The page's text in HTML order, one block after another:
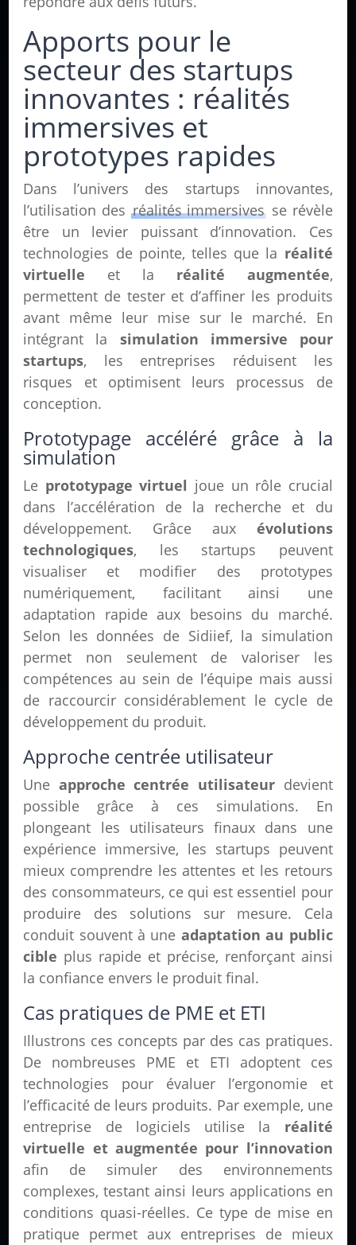
Apports pour le
secteur des startups
innovantes : réalités
immersives et
prototypes rapides
Dans l’univers des startups innovantes,
l’utilisation desréalités immersives se révèle
être un levier puissant d’innovation. Ces
technologies de pointe, telles que la réalité
virtuelle et la réalité augmentée,
permettent de tester et d’affiner les produits
avant même leur mise sur le marché. En
intégrant la simulation immersive pour
startups, les entreprises réduisent les
risques et optimisent leurs processus de
conception.
Prototypage accéléré grâce à la
simulation
Le prototypage virtuel joue un rôle crucial
dans l’accélération de la recherche et du
développement. Grâce aux évolutions
technologiques, les startups peuvent
visualiser et modifier des prototypes
numériquement, facilitant ainsi une
adaptation rapide aux besoins du marché.
Selon les données de Sidiief, la simulation
permet non seulement de valoriser les
compétences au sein de l’équipe mais aussi
de raccourcir considérablement le cycle de
développement du produit.
Approche centrée utilisateur
Une approche centrée utilisateur devient
possible grâce à ces simulations. En
plongeant les utilisateurs finaux dans une
expérience immersive, les startups peuvent
mieux comprendre les attentes et les retours
des consommateurs, ce qui est essentiel pour
produire des solutions sur mesure. Cela
conduit souvent à une adaptation au public
cible plus rapide et précise, renforçant ainsi
la confiance envers le produit final.
Cas pratiques de PME et ETI
Illustrons ces concepts par des cas pratiques.
De nombreuses PME et ETI adoptent ces
technologies pour évaluer l’ergonomie et
l’efficacité de leurs produits. Par exemple, une
entreprise de logiciels utilise la réalité
virtuelle et augmentée pour l’innovation
afin de simuler des environnements
complexes, testant ainsi leurs applications en
conditions quasi-réelles. Ce type de mise en
pratique permet aux entreprises de mieux